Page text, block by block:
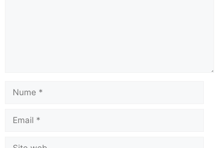
Nume
Email
Site